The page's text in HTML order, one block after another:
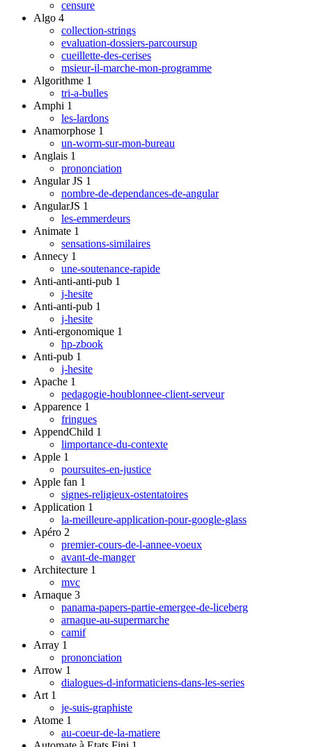
censure
Algo 4
collection-strings
evaluation-dossiers-parcoursup
cueillette-des-cerises
msieur-il-marche-mon-programme
Algorithme 1
tri-a-bulles
Amphi 1
les-lardons
Anamorphose 1
un-worm-sur-mon-bureau
Anglais 1
prononciation
Angular JS 1
nombre-de-dependances-de-angular
AngularJS 1
les-emmerdeurs
Animate 1
sensations-similaires
Annecy 1
une-soutenance-rapide
Anti-anti-anti-pub 1
j-hesite
Anti-anti-pub 1
j-hesite
Anti-ergonomique 1
hp-zbook
Anti-pub 1
j-hesite
Apache 1
pedagogie-houblonnee-client-serveur
Apparence 1
fringues
AppendChild 1
limportance-du-contexte
Apple 1
poursuites-en-justice
Apple fan 1
signes-religieux-ostentatoires
Application 1
la-meilleure-application-pour-google-glass
Apéro 2
premier-cours-de-l-annee-voeux
avant-de-manger
Architecture 1
mvc
Arnaque 3
panama-papers-partie-emergee-de-liceberg
arnaque-au-supermarche
camif
Array 1
prononciation
Arrow 1
dialogues-d-informaticiens-dans-les-series
Art 1
je-suis-graphiste
Atome 1
au-coeur-de-la-matiere